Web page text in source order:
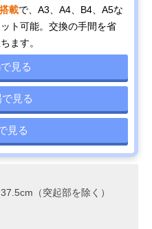
載で、A3、A4、B4、A5な
ト可能。交換の手間を省
ます。
見る
見る
見る
（突起部を除く）